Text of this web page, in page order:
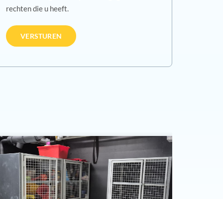
rechten die u heeft.